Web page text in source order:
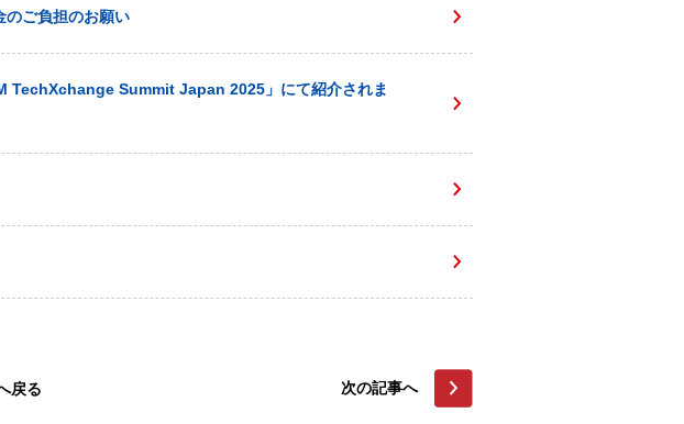
のご負担のお願い
TechXchange Summit Japan 2025」にて紹介されま
戻る 次の記事へ